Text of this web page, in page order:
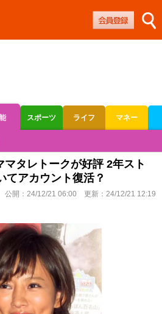
スポーツ ライフ マネー
レース
タレトークが好評 2年スト
てアカウント復活？
公開： 24/12/21 06:00 更新： 24/12/21 12:19